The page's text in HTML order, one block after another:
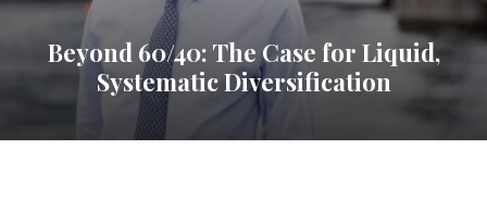
Beyond 60/40: The Case for Liquid,
Systematic Diversification